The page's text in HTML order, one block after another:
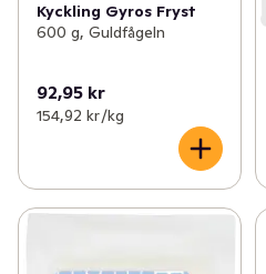
Kyckling Gyros Fryst
600 g, Guldfågeln
92,95 kr
154,92 kr /kg